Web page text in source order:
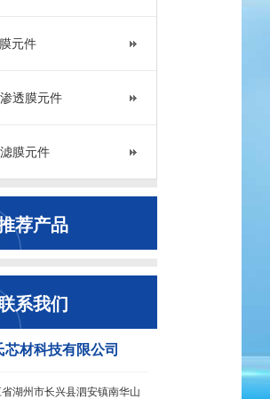
元件
透膜元件
膜元件
荐产品
系我们
芯材科技有限公司
湖州市长兴县泗安镇南华山